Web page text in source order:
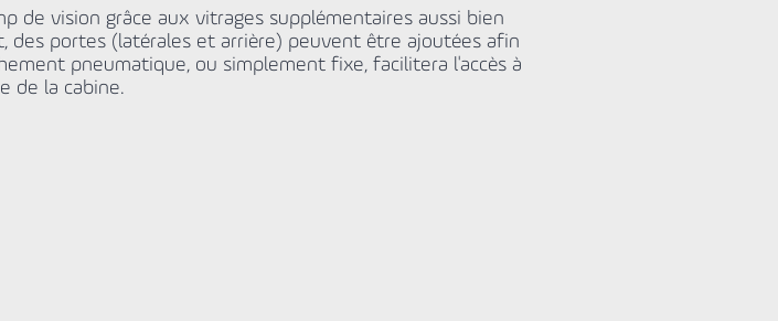
de vision grâce aux vitrages supplémentaires aussi bien
des portes (latérales et arrière) peuvent être ajoutées afin
pneumatique, ou simplement fixe, facilitera l'accès à
de la cabine.